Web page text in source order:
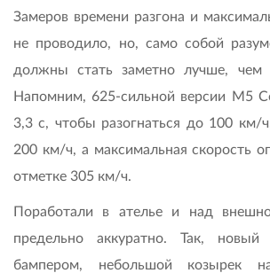
Замеров времени разгона и
не проводило, но, само собой
должны стать заметно лучше, чем
Напомним, 625-сильной версии M5
3,3 с, чтобы разогнаться до 100
200 км/ч, а максимальная скорость
отметке 305 км/ч.
Поработали в ателье и над
предельно аккуратно. Так,
бампером, небольшой козырек